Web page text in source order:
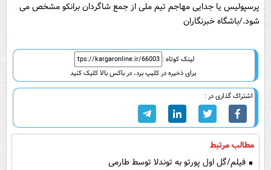
پرسپولیس یا جدایی مهاجم تیم ملی از جمع شاگردان برانکو مشخص می
شود./باشگاه خبرنگاران
لینک کوتاه :
برای ذخیره در کلیپ برد، در باکس بالا کلیک کنید
اشتراک گذاری در :
مطالب مرتبط
فیلم/گل اول پورتو به توندلا توسط طارمی